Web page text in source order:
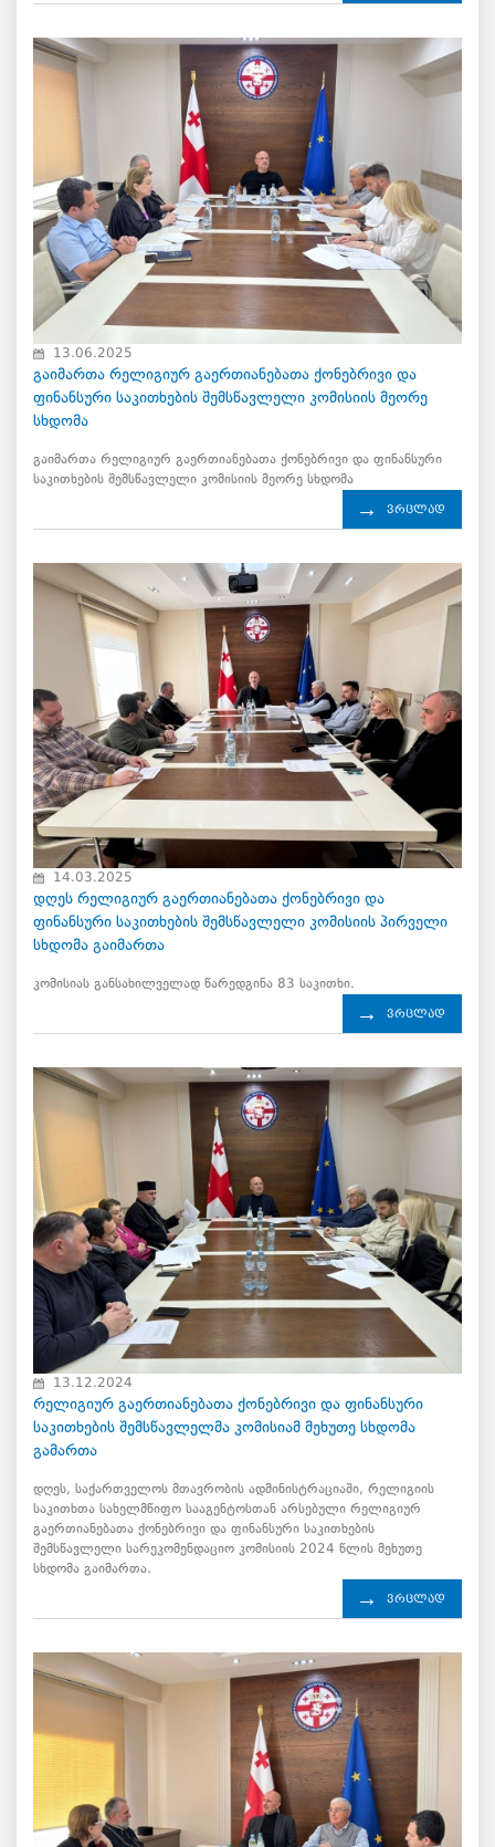
13.06.2025
გაიმართა რელიგიურ გაერთიანებათა ქონებრივი და
ფინანსური საკითხების შემსწავლელი კომისიის მეორე
სხდომა
გაიმართა რელიგიურ გაერთიანებათა ქონებრივი და ფინანსური
საკითხების შემსწავლელი კომისიის მეორე სხდომა
ვრცლად
14.03.2025
დღეს რელიგიურ გაერთიანებათა ქონებრივი და
ფინანსური საკითხების შემსწავლელი კომისიის პირველი
სხდომა გაიმართა
კომისიას განსახილველად წარედგინა 83 საკითხი.
ვრცლად
13.12.2024
რელიგიურ გაერთიანებათა ქონებრივი და ფინანსური
საკითხების შემსწავლელმა კომისიამ მეხუთე სხდომა
გამართა
დღეს, საქართველოს მთავრობის ადმინისტრაციაში, რელიგიის
საკითხთა სახელმწიფო სააგენტოსთან არსებული რელიგიურ
გაერთიანებათა ქონებრივი და ფინანსური საკითხების
შემსწავლელი სარეკომენდაციო კომისიის 2024 წლის მეხუთე
სხდომა გაიმართა.
ვრცლად